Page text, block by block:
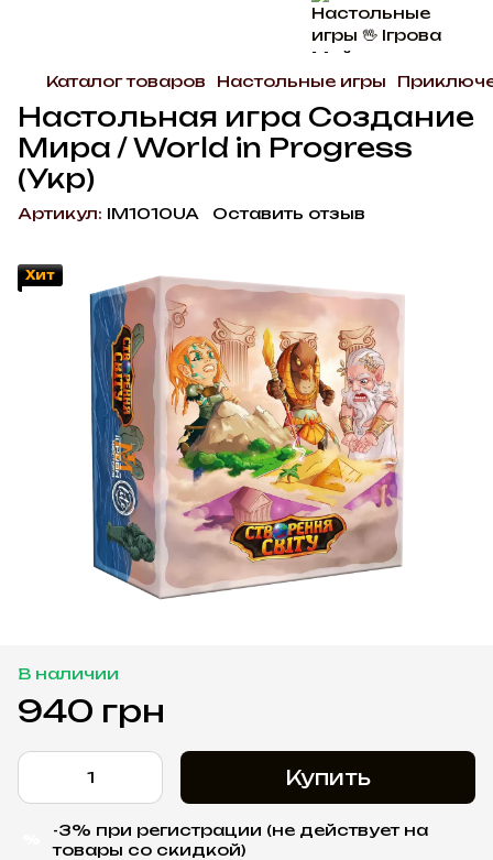
Каталог товаров Настольные игры
Настольная игра Создание
Мира / World in Progress
(Укр)
Артикул: IM1010UA Оставить отзыв
Хит
В наличии
940 грн
Купить
-3% при регистрации (не действует на
товары со скидкой)